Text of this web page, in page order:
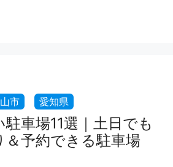
車場11選｜土日でも
＆予約できる駐車場